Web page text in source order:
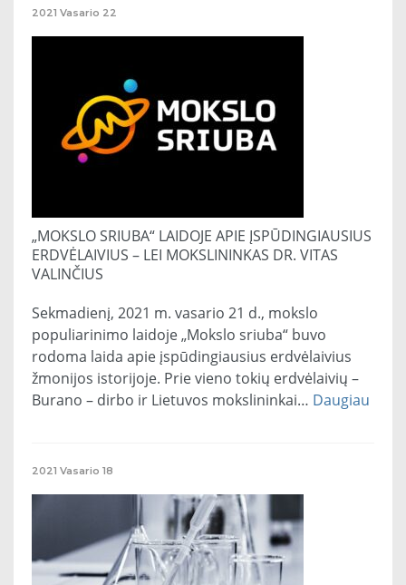
2021 Vasario 22
„MOKSLO SRIUBA“ LAIDOJE APIE ĮSPŪDINGIAUSIUS
ERDVĖLAIVIUS – LEI MOKSLININKAS DR. VITAS
VALINČIUS
Sekmadienį, 2021 m. vasario 21 d., mokslo
populiarinimo laidoje „Mokslo sriuba“ buvo
rodoma laida apie įspūdingiausius erdvėlaivius
žmonijos istorijoje. Prie vieno tokių erdvėlaivių –
Burano – dirbo ir Lietuvos mokslininkai… Daugiau
2021 Vasario 18